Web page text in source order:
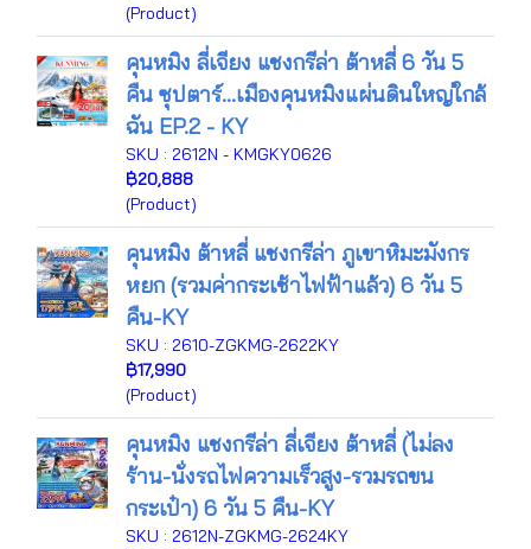
(Product)
คุนหมิง ลี่เจียง แชงกรีล่า ต้าหลี่ 6 วัน 5
คืน ซุปตาร์...เมืองคุนหมิงแผ่นดินใหญ่ใกล้
ฉัน EP.2 - KY
SKU : 2612N - KMGKY0626
฿20,888
(Product)
คุนหมิง ต้าหลี่ แชงกรีล่า ภูเขาหิมะมังกร
หยก (รวมค่ากระเช้าไฟฟ้าแล้ว) 6 วัน 5
คืน-KY
SKU : 2610-ZGKMG-2622KY
฿17,990
(Product)
คุนหมิง แชงกรีล่า ลี่เจียง ต้าหลี่ (ไม่ลง
ร้าน-นั่งรถไฟความเร็วสูง-รวมรถขน
กระเป๋า) 6 วัน 5 คืน-KY
SKU : 2612N-ZGKMG-2624KY